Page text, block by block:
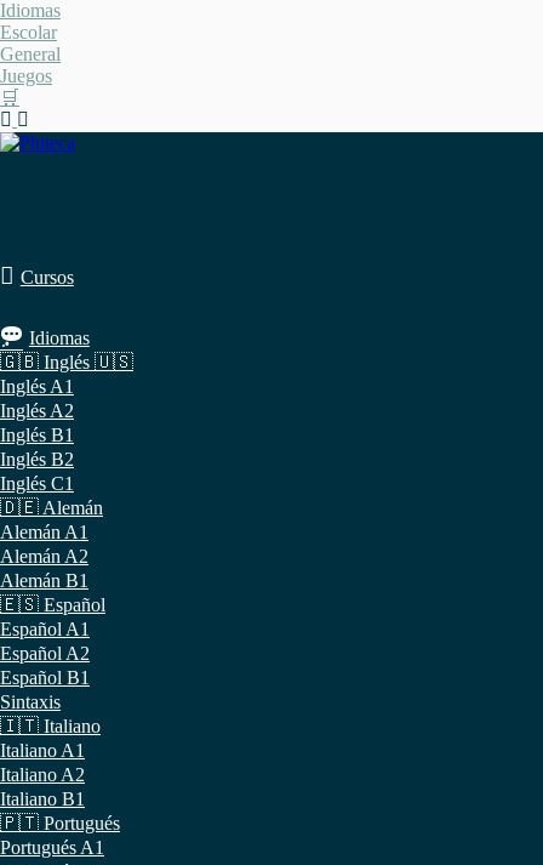
Saltar
al
contenido
Idiomas
Escolar
General
Juegos
🛒
Cursos
Idiomas
🇬🇧 Inglés 🇺🇸
Inglés A1
Inglés A2
Inglés B1
Inglés B2
Inglés C1
🇩🇪 Alemán
Alemán A1
Alemán A2
Alemán B1
🇪🇸 Español
Español A1
Español A2
Español B1
Sintaxis
🇮🇹 Italiano
Italiano A1
Italiano A2
Italiano B1
🇵🇹 Portugués
Portugués A1